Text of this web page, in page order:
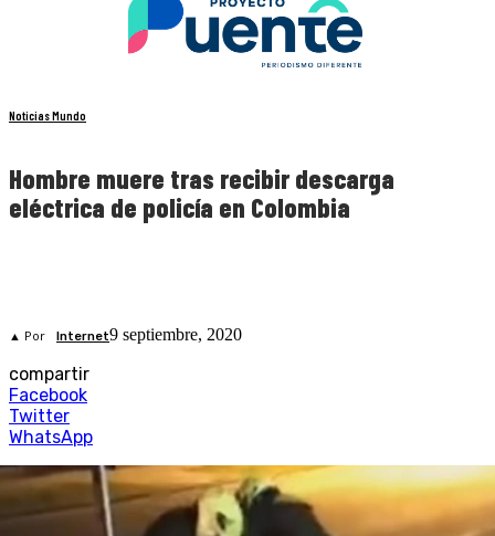
Noticias Mundo
Hombre muere tras recibir descarga
eléctrica de policía en Colombia
▲ Por Internet9 septiembre, 2020
compartir
Facebook
Twitter
WhatsApp